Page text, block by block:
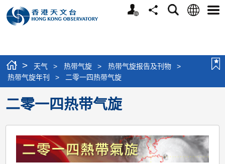
个
分
搜
语
选
> 天气 > 热带气旋 > 热带气旋报告及刊物
>
热带气旋年刊
> 二零一四热带气旋
二零一四热带气旋